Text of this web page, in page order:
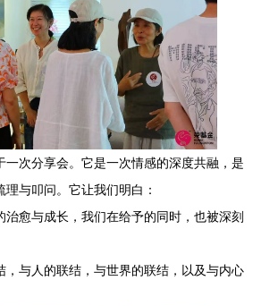
次分享会。它是一次情感的深度共融，是
与叩问。它让我们明白：
愈与成长，我们在给予的同时，也被深刻
与人的联结，与世界的联结，以及与内心